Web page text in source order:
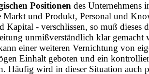
Positionen des Unternehmens
Markt und Produkt, Personal und
Kapital - verschlissen, so muß dieses
unmißverständlich klar gemacht
einer weiteren Vernichtung von
Einhalt geboten und ein
Häufig wird in dieser Situation auch